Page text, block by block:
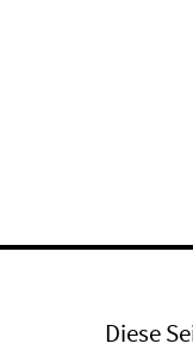
Diese